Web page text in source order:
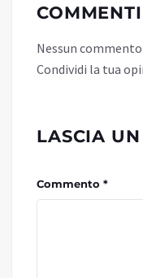
COMMENTI
Nessun
Condividi la tua
LASCIA
Commento *